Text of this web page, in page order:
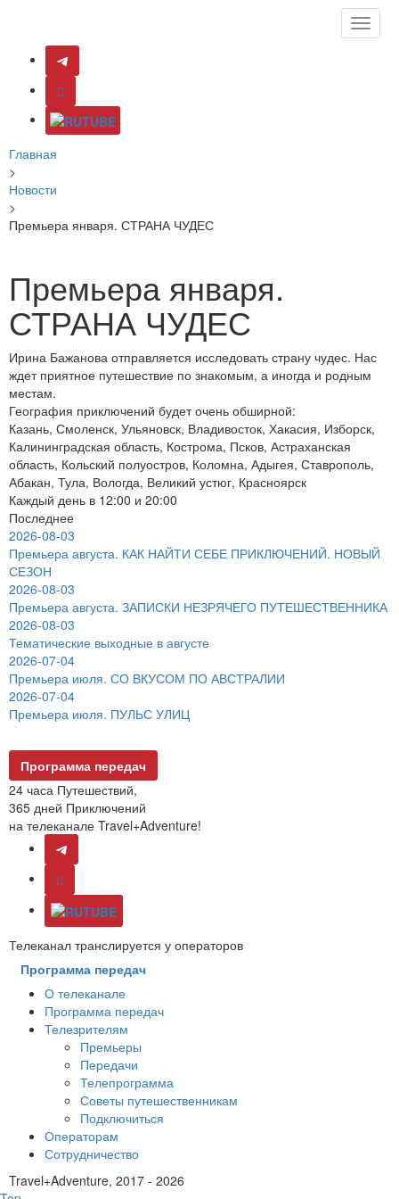
Toggle
Главная
>
Новости
>
Премьера января. СТРАНА ЧУДЕС
Премьера января.
СТРАНА ЧУДЕС
Ирина Бажанова отправляется исследовать страну чудес. Нас
ждет приятное путешествие по знакомым, а иногда и родным
местам.
География приключений будет очень обширной:
Казань, Смоленск, Ульяновск, Владивосток, Хакасия, Изборск,
Калининградская область, Кострома, Псков, Астраханская
область, Кольский полуостров, Коломна, Адыгея, Ставрополь,
Абакан, Тула, Вологда, Великий устюг, Красноярск
Каждый день в 12:00 и 20:00
Последнее
2026-08-03
Премьера августа. КАК НАЙТИ СЕБЕ ПРИКЛЮЧЕНИЙ. НОВЫЙ
СЕЗОН
2026-08-03
Премьера августа. ЗАПИСКИ НЕЗРЯЧЕГО ПУТЕШЕСТВЕННИКА
2026-08-03
Тематические выходные в августе
2026-07-04
Премьера июля. СО ВКУСОМ ПО АВСТРАЛИИ
2026-07-04
Премьера июля. ПУЛЬС УЛИЦ
Программа передач
24 часа Путешествий,
365 дней Приключений
на телеканале Travel+Adventure!
Телеканал транслируется у операторов
Программа передач
О телеканале
Программа передач
Телезрителям
Премьеры
Передачи
Телепрограмма
Советы путешественникам
Подключиться
Операторам
Сотрудничество
Travel+Adventure, 2017 - 2026